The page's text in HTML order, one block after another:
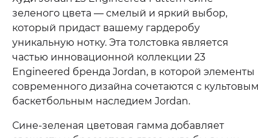
зеленого цвета — смелый и яркий выбор,
который придаст вашему гардеробу
уникальную нотку. Эта толстовка является
частью инновационной коллекции 23
Engineered бренда Jordan, в которой элементы
современного дизайна сочетаются с культовым
баскетбольным наследием Jordan.
Сине-зеленая цветовая гамма добавляет